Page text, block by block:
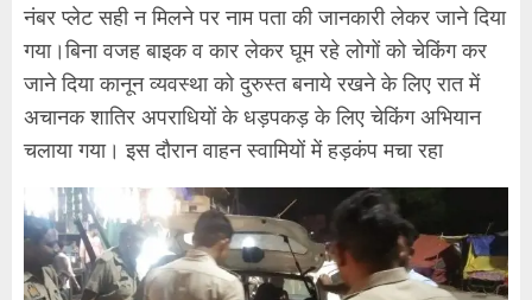
नंबर प्लेट सही न मिलने पर नाम पता की जानकारी लेकर जाने दिया
गया।बिना वजह बाइक व कार लेकर घूम रहे लोगों को चेकिंग कर
जाने दिया कानून व्यवस्था को दुरुस्त बनाये रखने के लिए रात में
अचानक शातिर अपराधियों के धड़पकड़ के लिए चेकिंग अभियान
चलाया गया। इस दौरान वाहन स्वामियों में हड़कंप मचा रहा